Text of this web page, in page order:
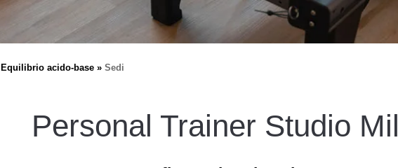
Equilibrio acido-base Sedi
Personal Trainer Studio